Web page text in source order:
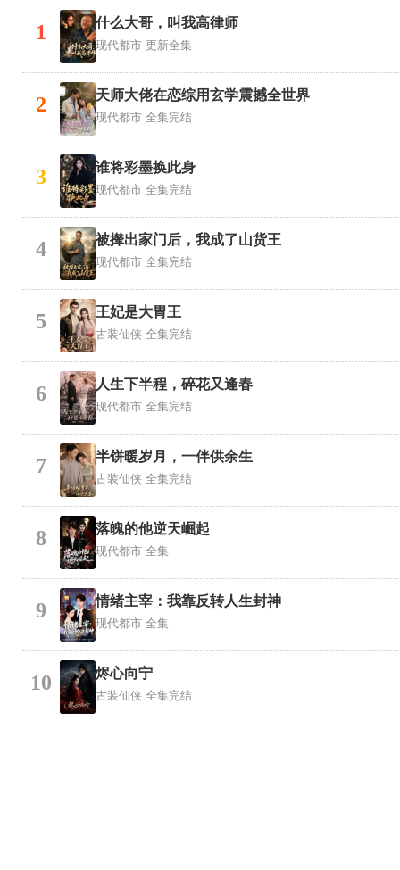
1 什么大哥，叫我高律师
现代都市 更新全集
2 天师大佬在恋综用玄学震撼全世界
现代都市 全集完结
3 谁将彩墨换此身
现代都市 全集完结
4 被撵出家门后，我成了山货王
现代都市 全集完结
5 王妃是大胃王
古装仙侠 全集完结
6 人生下半程，碎花又逢春
现代都市 全集完结
7 半饼暖岁月，一伴供余生
古装仙侠 全集完结
8 落魄的他逆天崛起
现代都市 全集
9 情绪主宰：我靠反转人生封神
现代都市 全集
10 烬心向宁
古装仙侠 全集完结